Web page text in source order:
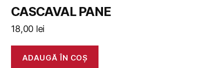
CASCAVAL PANE
18,00 lei
ADAUGĂ ÎN COȘ